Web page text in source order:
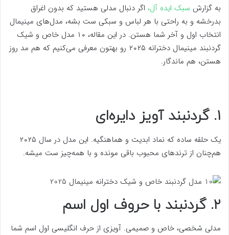
به گزارش سبک ایده آل، اگر دنبال مدلی هستید که بدون اغراق
بدرخشه و به راحتی با هر لباس و سبکی ست بشه، مدل‌های مینیمال
انتخاب اول و آخر شما هستن. در این مقاله، ۱۰ مدل خاص و شیک
گردنبند مینیمال دخترانه ۲۰۲۵ رو بهتون معرفی می‌کنیم که هم مد روز
هستن، هم ماندگار.
۱. گردنبند آویز دایره‌ای
یک حلقه ساده که نماد ابدیت و هماهنگیه. این مدل در سال ۲۰۲۵
هم‌چنان از ترندهای محبوب باقی مونده و با همه‌چیز ست میشه.
۲. گردنبند با حروف اول اسم
مدلی شخصی، خاص و صمیمی. آویزی از حرف انگلیسی اول اسم شما